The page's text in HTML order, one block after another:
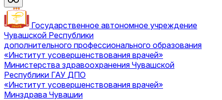
Государственное автономное учреждение
Чувашской Республики
дополнительного профессионального образования
«Институт усовершенствования врачей»
Министерства здравоохранения Чувашской
Республики ГАУ ДПО
«Институт усовершенствования врачей»
Минздрава Чувашии